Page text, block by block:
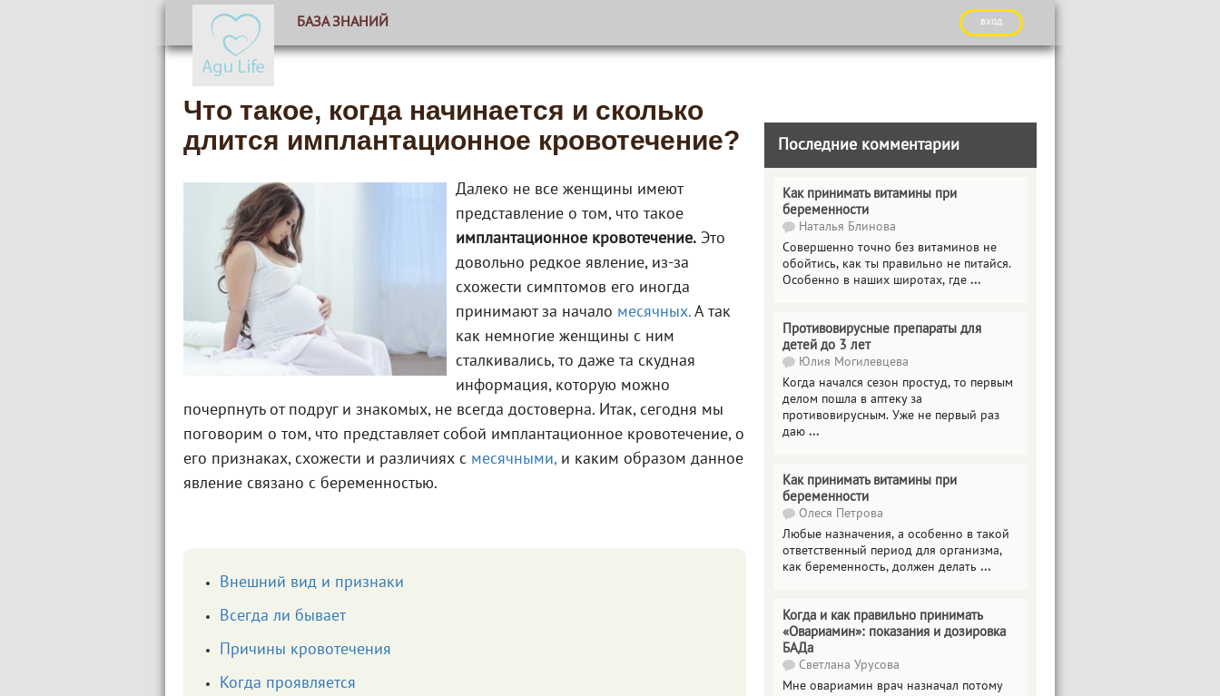
БАЗА ЗНАНИЙ вход
Что такое, когда начинается и сколько
длится имплантационное кровотечение?
Далеко не все женщины имеют
представление о том, что такое
имплантационное кровотечение. Это
довольно редкое явление, из-за
схожести симптомов его иногда
принимают за начало месячных. А так
как немногие женщины с ним
сталкивались, то даже та скудная
информация, которую можно
почерпнуть от подруг и знакомых, не всегда достоверна. Итак, сегодня мы
поговорим о том, что представляет собой имплантационное кровотечение, о
его признаках, схожести и различиях с месячными,и каким образом данное
явление связано с беременностью.
Внешний вид и признаки
Всегда ли бывает
Причины кровотечения
Когда проявляется
Последние комментарии
Как принимать витамины при
беременности
Наталья Блинова
Совершенно точно без витаминов не
обойтись, как ты правильно не питайся.
Особенно в наших широтах, где ...
Противовирусные препараты для
детей до 3 лет
Юлия Могилевцева
Когда начался сезон простуд, то первым
делом пошла в аптеку за
противовирусным. Уже не первый раз
даю ...
Как принимать витамины при
беременности
Олеся Петрова
Любые назначения, а особенно в такой
ответственный период для организма,
как беременность, должен делать ...
Когда и как правильно принимать
«Овариамин»: показания и дозировка
БАДа
Светлана Урусова
Мне овариамин врач назначал потому